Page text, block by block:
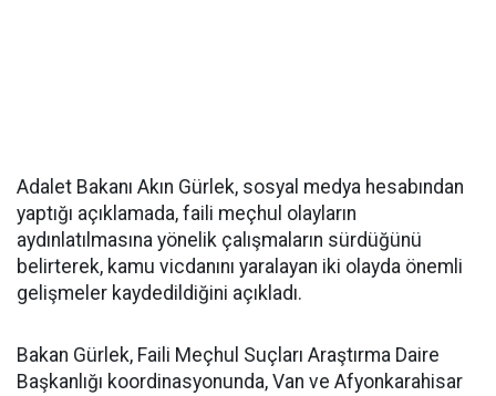
Adalet Bakanı Akın Gürlek, sosyal medya hesabından
yaptığı açıklamada, faili meçhul olayların
aydınlatılmasına yönelik çalışmaların sürdüğünü
belirterek, kamu vicdanını yaralayan iki olayda önemli
gelişmeler kaydedildiğini açıkladı.
Bakan Gürlek, Faili Meçhul Suçları Araştırma Daire
Başkanlığı koordinasyonunda, Van ve Afyonkarahisar